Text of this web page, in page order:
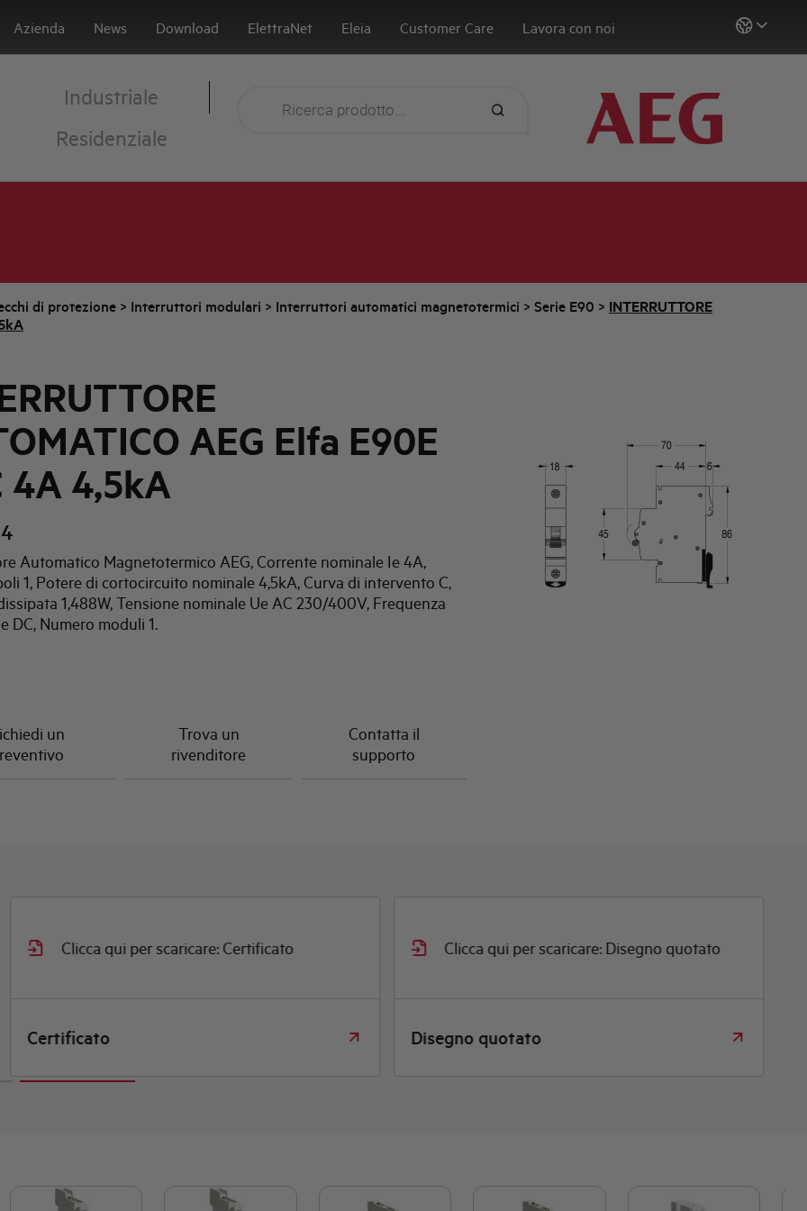
Azienda News Download ElettraNet Eleia Customer Care Lavora con noi
Industriale
Residenziale
di protezione > Interruttori modulari > Interruttori automatici magnetotermici > Serie E90 > INTERRUTTORE
AEG Elfa E90E
4A 4,5kA
Automatico Magnetotermico AEG, Corrente nominale Ie 4A,
1, Potere di cortocircuito nominale 4,5kA, Curva di intervento C,
1,488W, Tensione nominale Ue AC 230/400V, Frequenza
DC, Numero moduli 1.
un
Trova un
rivenditore
Contatta il
supporto
Clicca qui per scaricare: Certificato
Certificato
Clicca qui per scaricare: Disegno quotato
Disegno quotato